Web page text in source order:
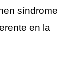
síndrome
en la